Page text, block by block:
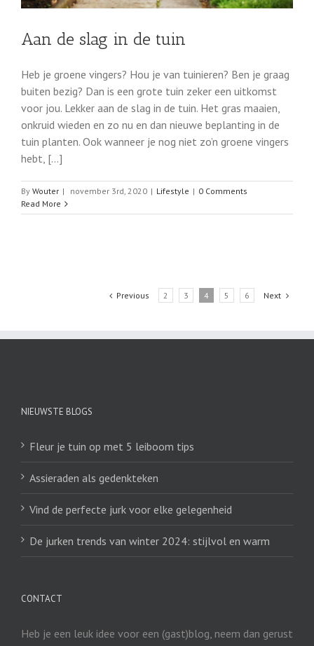
Aan de slag in de tuin
Heb je groene vingers? Hou je van tuinieren? Ben je graag
buiten bezig? Dan is een grote tuin zeker een uitkomst
voor jou. Lekker aan de slag in de tuin. Het gras maaien,
onkruid wieden en zo nu en dan nieuwe beplanting in de
tuin planten. Ook wanneer je nog niet zo’n groene vingers
hebt, [...]
By Wouter | november 3rd, 2020 | Lifestyle | 0 Comments
Read More
Previous 2 3 4 5 6 Next
NIEUWSTE BLOGS
Fleur je tuin op met 5 leiboom tips
Assieraden als gedenkteken
Vind de perfecte jurk voor elke gelegenheid
De jurken trends van winter 2024: stijlvol en warm
CONTACT
Heb je een leuk idee voor een (gast)blog, neem dan gerust